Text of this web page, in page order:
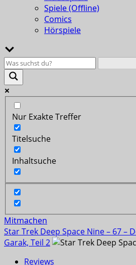
Spiele (Offline)
Comics
Hörspiele
Nur Exakte Treffer
Titelsuche
Inhaltsuche
Mitmachen
Star Trek Deep Space Nine – 67 –
Garak, Teil 2
Reviews